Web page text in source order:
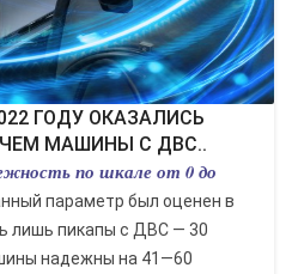
МАШИНЫ С ДВС..
по шкале от 0 до
параметр был оценен в
лишь пикапы с ДВС — 30
надежны на 41—60